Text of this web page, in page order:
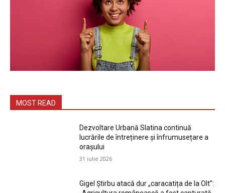
MOST READ
Dezvoltare Urbană Slatina continuă
lucrările de întreținere și înfrumusețare a
orașului
31 iulie 2026
Gigel Știrbu atacă dur „caracatița de la Olt”: